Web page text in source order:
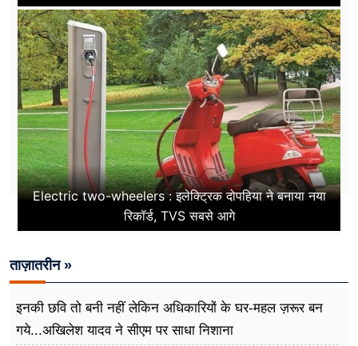
Electric two-wheelers : इलेक्ट्रिक दोपहिया ने बनाया नया
रिकॉर्ड, TVS सबसे आगे
ताज़ातरीन »
इनकी छवि तो बनी नहीं लेकिन अधिकारियों के घर-महल ज़रूर बन
गये...अखिलेश यादव ने सीएम पर साधा​ निशाना